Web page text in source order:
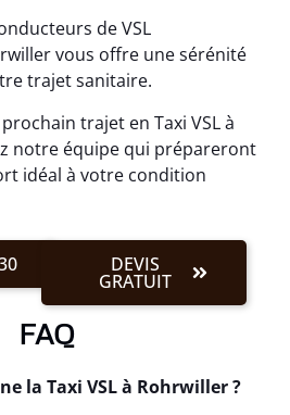
de VSL
vous offre une sérénité
trajet sanitaire.
trajet en Taxi VSL à
notre équipe qui prépareront
idéal à votre condition
DEVIS
GRATUIT
FAQ
la Taxi VSL à Rohrwiller ?